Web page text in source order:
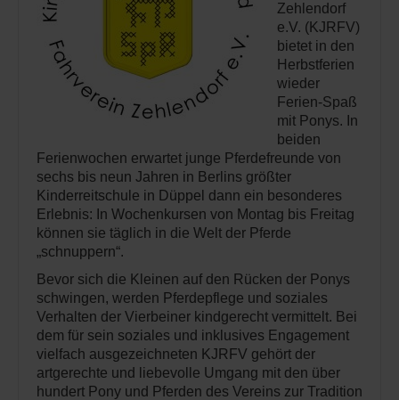
Zehlendorf
e.V. (KJRFV)
bietet in den
Herbstferien
wieder
Ferien-Spaß
mit Ponys. In
beiden
Ferienwochen erwartet junge Pferdefreunde von
sechs bis neun Jahren in Berlins größter
Kinderreitschule in Düppel dann ein besonderes
Erlebnis: In Wochenkursen von Montag bis Freitag
können sie täglich in die Welt der Pferde
„schnuppern“.
Bevor sich die Kleinen auf den Rücken der Ponys
schwingen, werden Pferdepflege und soziales
Verhalten der Vierbeiner kindgerecht vermittelt. Bei
dem für sein soziales und inklusives Engagement
vielfach ausgezeichneten KJRFV gehört der
artgerechte und liebevolle Umgang mit den über
hundert Pony und Pferden des Vereins zur Tradition